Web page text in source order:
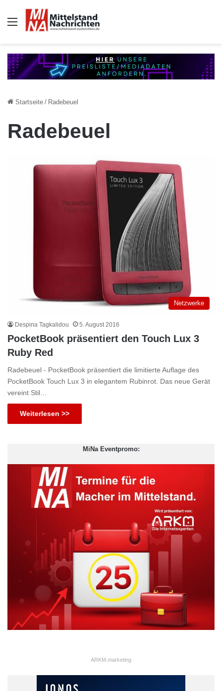
Auswahl
Startseite / Radebeuel
Radebeuel
Netzwerke
Despina Tagkalidou 5. August 2016
PocketBook präsentiert den Touch Lux 3
Ruby Red
Radebeuel - PocketBook präsentiert die limitierte Auflage des
PocketBook Touch Lux 3 in elegantem Rubinrot. Das neue Gerät
vereint Stil…
Weiterlesen >>
MiNa Eventpromo:
ARKM.marketing